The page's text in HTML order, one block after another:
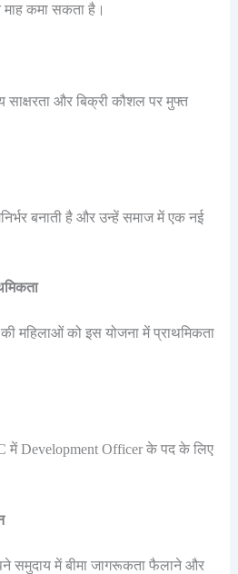
कमा सकता है।
साक्षरता और बिक्री कौशल पर मुफ्त
बनाती है और उन्हें समाज में एक नई
की महिलाओं को इस योजना में प्राथमिकता
में Development Officer के पद के लिए
समुदाय में बीमा जागरूकता फैलाने और